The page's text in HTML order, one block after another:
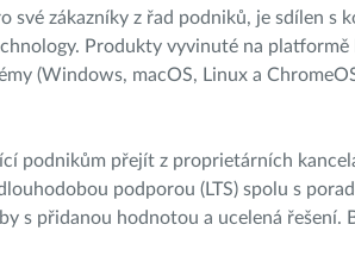
zákazníky z řad podniků, je sdílen s
Produkty vyvinuté na
(Windows, macOS, Linux a
podnikům přejít z proprietárních
podporou (LTS) spolu s
s přidanou hodnotou a ucelená řešení.